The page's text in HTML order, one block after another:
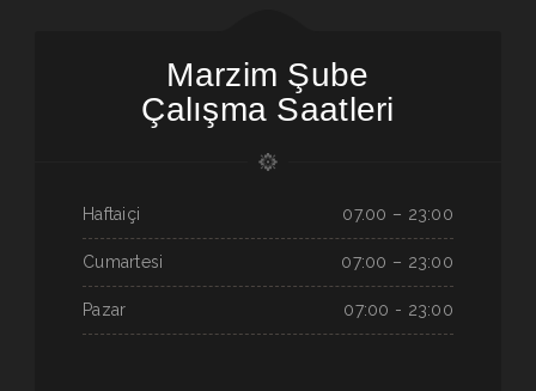
Marzim Şube
Çalışma Saatleri
Haftaiçi 07.00 – 23:00
Cumartesi 07:00 – 23:00
Pazar 07:00 - 23:00